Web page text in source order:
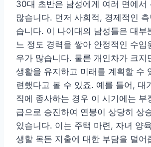
30대 초반은 남성에게 여러 면에서
많습니다. 먼저 사회적, 경제적인
습니다. 이 나이대의 남성들은 대부
느 정도 경력을 쌓아 안정적인 수입
우가 많습니다. 물론 개인차가 크지
생활을 유지하고 미래를 계획할 수
련했다고 볼 수 있죠. 예를 들어, 대
직에 종사하는 경우 이 시기에는 부
급으로 승진하여 연봉이 상당히 상
있습니다. 이는 주택 마련, 자녀 양
생할 목돈 지출에 대한 부담을 덜어